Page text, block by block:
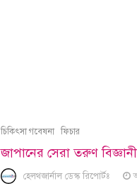
চিকিৎসা গবেষনা ফিচার
জাপানের সেরা তরুণ
হেলথজার্নাল ডেস্ক রিপোর্টঃ